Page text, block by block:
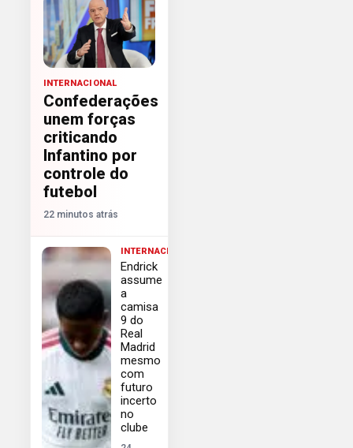
INTERNACIONAL
Confederações
unem forças
criticando
Infantino por
controle do
futebol
22 minutos atrás
INTERNACIONAL
Endrick
assume
a
camisa
9 do
Real
Madrid
mesmo
com
futuro
incerto
no
clube